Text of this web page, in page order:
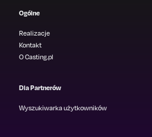
Ogólne
Realizacje
Kontakt
O Casting.pl
Dla Partnerów
Wyszukiwarka użytkowników